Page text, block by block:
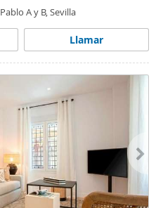
Pablo A y B, Sevilla
Llamar